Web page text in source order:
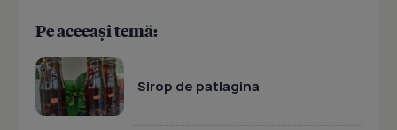
Pe aceeași temă:
Sirop de patlagina